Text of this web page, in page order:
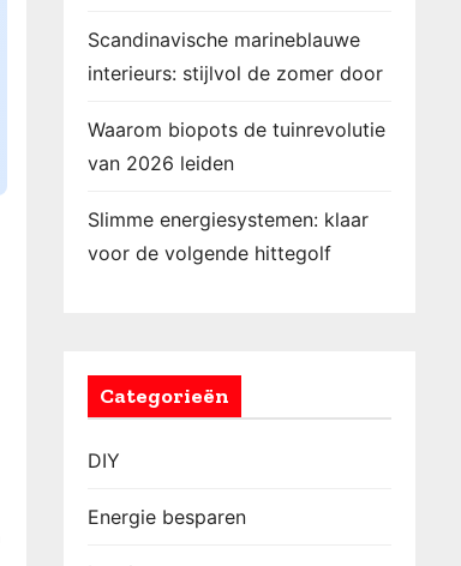
Scandinavische marineblauwe
interieurs: stijlvol de zomer door
Waarom biopots de tuinrevolutie
van 2026 leiden
Slimme energiesystemen: klaar
voor de volgende hittegolf
Categorieën
DIY
Energie besparen